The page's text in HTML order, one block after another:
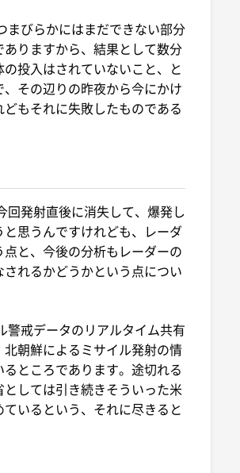
まびらかにはまだできない部分
りますから、結果として数分
投入はされていないこと、と
その辺りの昨夜から今にかけ
もそれに失敗したものである
回発射直後に消失して、爆発し
思うんですけれども、レーダ
と、今後の分析もレーダーの
れるかどうかという点につい
警戒データのリアルタイム共有
朝鮮によるミサイル発射の情
ところであります。途切れる
しては引き続きそういった米
いるという、それに尽きると